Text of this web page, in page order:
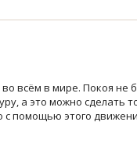
всём в мире. Покоя не
а это можно сделать
помощью этого